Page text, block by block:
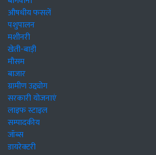
औषधीय फसलें
पशुपालन
मशीनरी
खेती-बाड़ी
मौसम
बाजार
ग्रामीण उद्द्योग
सरकारी योजनाएं
लाइफ स्टाइल
सम्पादकीय
जॉब्स
डायरेक्टरी